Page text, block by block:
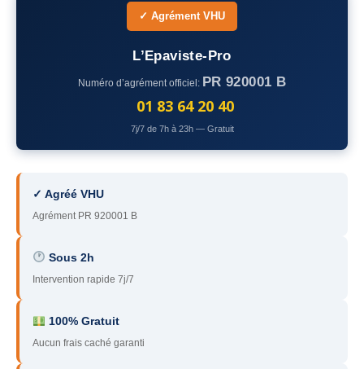
voiture accidentée
– Seine-et-Marne
92 – Hauts-de-Seine
94 – Val-de-Marne
91 – Essonne
✓ Agrément VHU
L’Epaviste-Pro
Numéro d’agrément officiel: PR 920001 B
01 83 64 20 40
7j/7 de 7h à 23h — Gratuit
✓ Agréé VHU
Agrément PR 920001 B
Sous 2h
Intervention rapide 7j/7
100% Gratuit
Aucun frais caché garanti